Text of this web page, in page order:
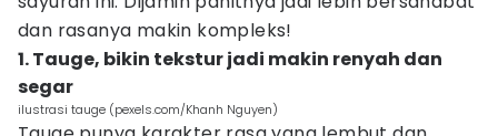
dan rasanya makin kompleks!
1. Tauge, bikin tekstur jadi makin renyah dan
segar
ilustrasi tauge (pexels.com/Khanh Nguyen)